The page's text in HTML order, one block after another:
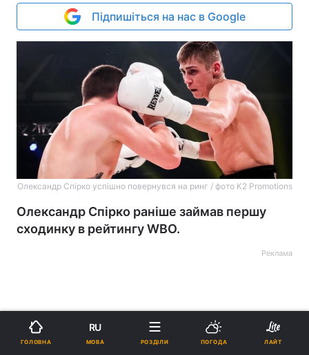
Підпишіться на нас в Google
Олександр Спірко успішно повернувся на ринг / фото K2 Promotions
Олександр Спірко раніше займав першу
сходинку в рейтингу WBO.
Реклама
ГОЛОВНА
RU
МОВА РОЗДІЛИ ПОГОДА ЛАЙТ